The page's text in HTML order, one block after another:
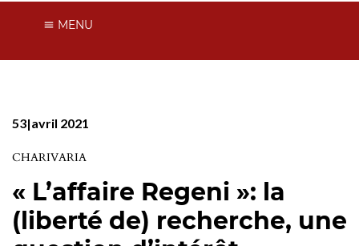
MENU
53|avril 2021
CHARIVARIA
« L’affaire Regeni »: la
(liberté de) recherche, une